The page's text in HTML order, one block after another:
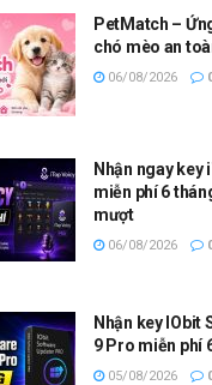
PetMatch –
chó mèo an
06/08/2026
Nhận ngay key
miễn phí 6
mượt
06/08/2026
Nhận key IObit
9 Pro miễn phí
05/08/2026